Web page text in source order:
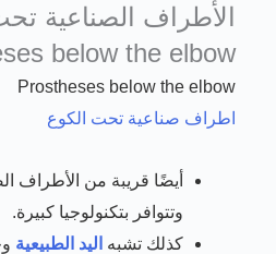
الأطراف الصناعية
below the elbow
Prostheses below the elbow
اطراف صناعية تحت الكوع
أيضًا قريبة من الأطراف
وتتوافر بتكنولوجيا كبيرة.
كذلك تشبه اليد الطبيعية